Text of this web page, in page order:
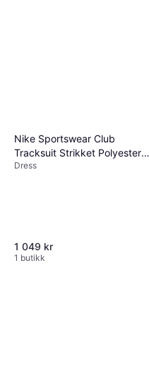
Nike Sportswear Club
Tracksuit Strikket Polyester -
Svart
Dress
1 049 kr
1 butikk